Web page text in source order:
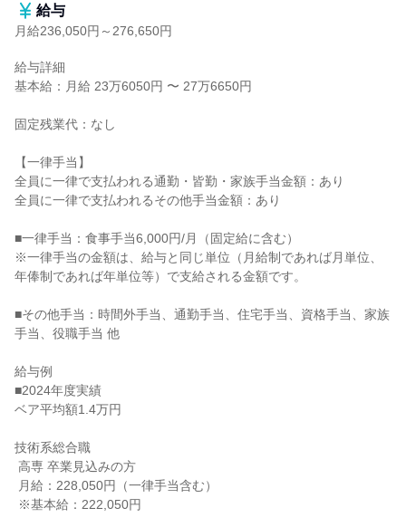
給与
月給236,050円～276,650円
給与詳細
基本給：月給 23万6050円 〜 27万6650円
固定残業代：なし
【一律手当】
全員に一律で支払われる通勤・皆勤・家族手当金額：あり
全員に一律で支払われるその他手当金額：あり
■一律手当：食事手当6,000円/月（固定給に含む）
※一律手当の金額は、給与と同じ単位（月給制であれば月単位、
年俸制であれば年単位等）で支給される金額です。
■その他手当：時間外手当、通勤手当、住宅手当、資格手当、家族
手当、役職手当 他
給与例
■2024年度実績
ベア平均額1.4万円
技術系総合職